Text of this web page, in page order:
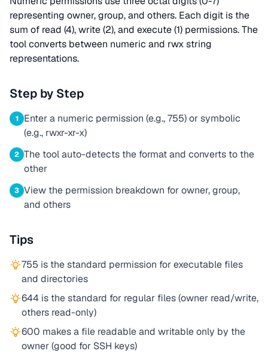
representing owner, group, and others. Each digit is the
sum of read (4), write (2), and execute (1) permissions. The
tool converts between numeric and rwx string
representations.
Step by Step
1
Enter a numeric permission (e.g., 755) or symbolic
(e.g., rwxr-xr-x)
2 The tool auto-detects the format and converts to the
other
3 View the permission breakdown for owner, group,
and others
Tips
755 is the standard permission for executable files
and directories
644 is the standard for regular files (owner read/write,
others read-only)
600 makes a file readable and writable only by the
owner (good for SSH keys)